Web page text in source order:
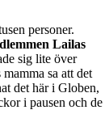
personer.
Lailas
sig lite över
sa att det
det här i Globen,
i pausen och de